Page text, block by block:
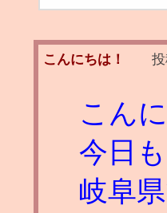
こんにちは！ 投
こん
今日
岐阜